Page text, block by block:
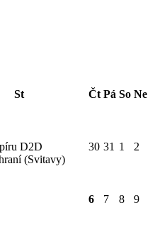
St Čt Pá So Ne
D2D
(Svitavy)
30 31 1 2
6 7 8
9